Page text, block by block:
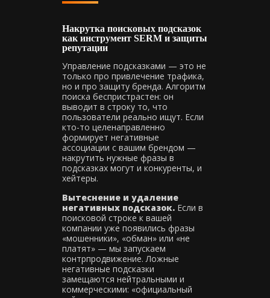
Накрутка поисковых подсказок
как инструмент SERM и защиты
репутации
Управление подсказками — это не
только про привлечение трафика,
но и про защиту бренда. Алгоритм
поиска беспристрастен: он
выводит в строку то, что
пользователи реально ищут. Если
кто-то целенаправленно
формирует негативные
ассоциации с вашим брендом —
накрутить нужные фразы в
подсказках могут и конкуренты, и
хейтеры.
Вытеснение и удаление
негативных подсказок. Если в
поисковой строке к вашей
компании уже появились фразы
«мошенники», «обман» или «не
платят» — мы запускаем
контрпродвижение. Ложные
негативные подсказки
замещаются нейтральными и
коммерческими: «официальный